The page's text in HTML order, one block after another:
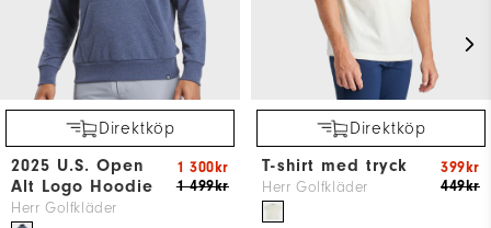
Direktköp
2025 U.S. Open
Alt Logo Hoodie
Herr Golfkläder
1 499kr
1 300kr
Direktköp
T-shirt med tryck
Herr Golfkläder 449kr
399kr